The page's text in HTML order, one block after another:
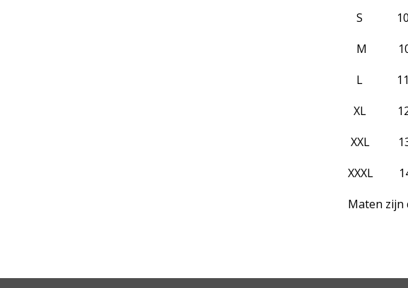
S
M
L
XL
XXL
Maten zijn